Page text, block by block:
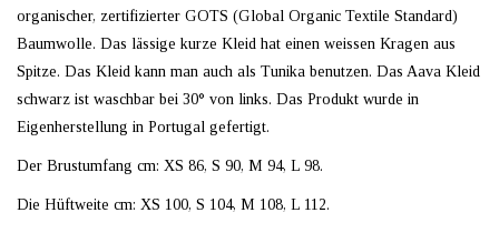
organischer, zertifizierter GOTS (Global Organic Textile Standard)
Baumwolle. Das lässige kurze Kleid hat einen weissen Kragen aus
Spitze. Das Kleid kann man auch als Tunika benutzen. Das Aava Kleid
schwarz ist waschbar bei 30° von links. Das Produkt wurde in
Eigenherstellung in Portugal gefertigt.
Der Brustumfang cm: XS 86, S 90, M 94, L 98.
Die Hüftweite cm: XS 100, S 104, M 108, L 112.